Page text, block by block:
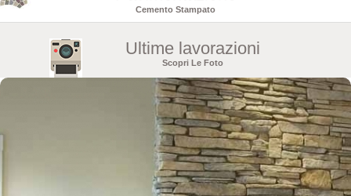
Cemento Stampato
Ultime lavorazioni
Scopri Le Foto